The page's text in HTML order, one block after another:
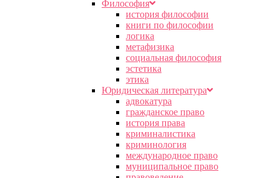
Философия
история философии
книги по философии
логика
метафизика
социальная философия
эстетика
этика
Юридическая литература
адвокатура
гражданское право
история права
криминалистика
криминология
международное право
муниципальное право